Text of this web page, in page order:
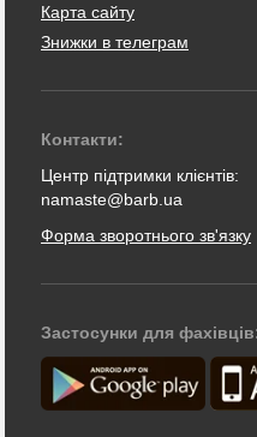
Карта сайту
Знижки в телеграм
Контакти:
Центр підтримки клієнтів:
namaste@barb.ua
Форма зворотнього зв'язку
Застосунки для